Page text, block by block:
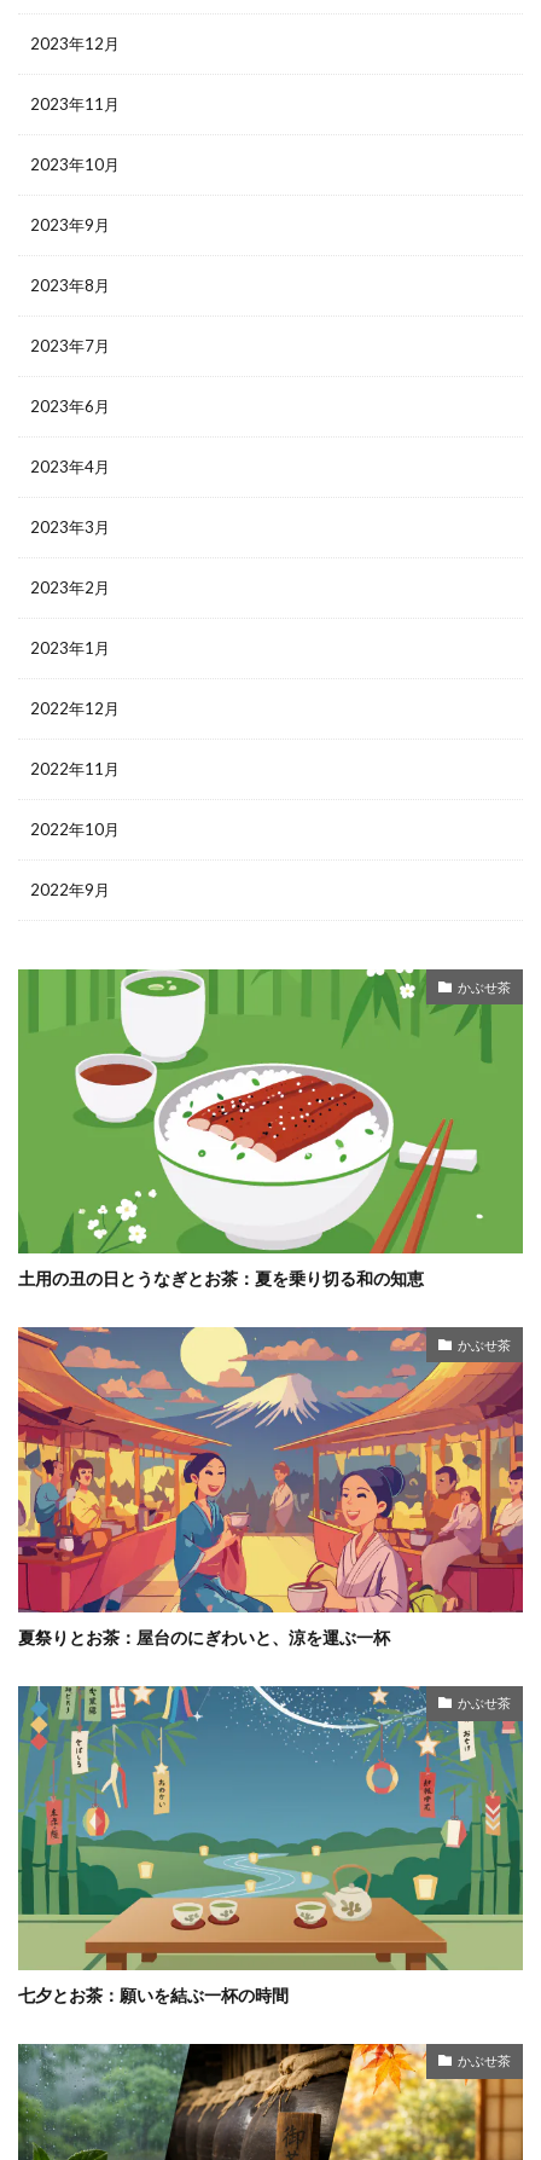
2023年12月
2023年11月
2023年10月
2023年9月
2023年8月
2023年7月
2023年6月
2023年4月
2023年3月
2023年2月
2023年1月
2022年12月
2022年11月
2022年10月
2022年9月
かぶせ茶
土用の丑の日とうなぎとお茶：夏を乗り切る和の知恵
かぶせ茶
夏祭りとお茶：屋台のにぎわいと、涼を運ぶ一杯
かぶせ茶
七夕とお茶：願いを結ぶ一杯の時間
かぶせ茶